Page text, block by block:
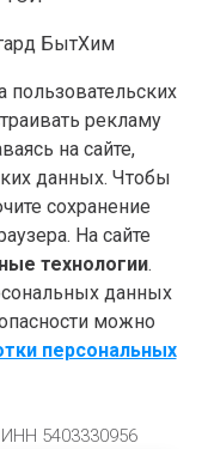
БытХим
пользовательских
рекламу
на сайте,
данных. Чтобы
сохранение
На сайте
технологии.
данных
можно
персональных
5403330956